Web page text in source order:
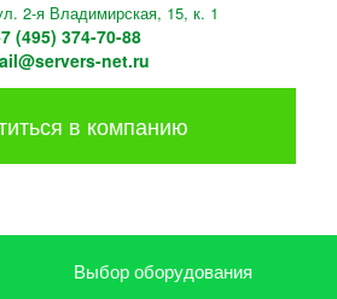
2-я Владимирская, 15, к. 1
(495) 374-70-88
net.ru
в компанию
Выбор оборудования